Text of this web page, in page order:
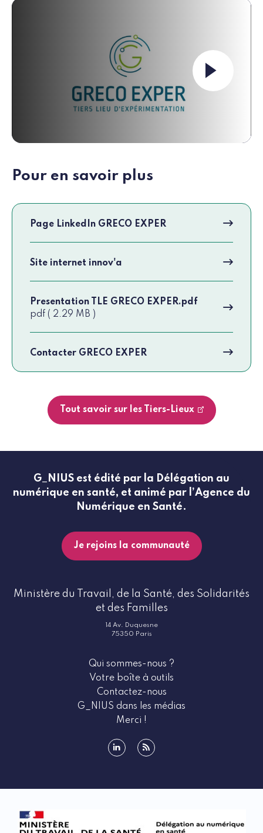
Launch the video ""
Pour en savoir plus
Page LinkedIn GRECO EXPER
Site internet innov'a
Presentation TLE GRECO EXPER.pdf
pdf ( 2.29 MB )
Contacter GRECO EXPER
Tout savoir sur les Tiers-Lieux
G_NIUS est édité par la Délégation au
numérique en santé, et animé par l’Agence du
Numérique en Santé.
Je rejoins la communauté
Ministère du Travail, de la Santé, des Solidarités
et des Familles
14 Av. Duquesne
75350 Paris
Qui sommes-nous ?
Votre boîte à outils
Contactez-nous
G_NIUS dans les médias
Merci !